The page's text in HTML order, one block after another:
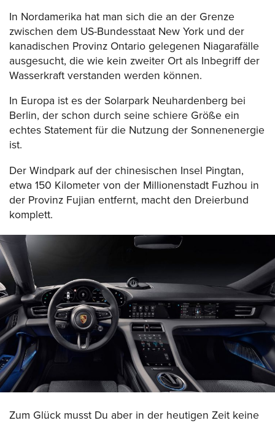
In Nordamerika hat man sich die an der Grenze
zwischen dem US-Bundesstaat New York und der
kanadischen Provinz Ontario gelegenen Niagarafälle
ausgesucht, die wie kein zweiter Ort als Inbegriff der
Wasserkraft verstanden werden können.
In Europa ist es der Solarpark Neuhardenberg bei
Berlin, der schon durch seine schiere Größe ein
echtes Statement für die Nutzung der Sonnenenergie
ist.
Der Windpark auf der chinesischen Insel Pingtan,
etwa 150 Kilometer von der Millionenstadt Fuzhou in
der Provinz Fujian entfernt, macht den Dreierbund
komplett.
Zum Glück musst Du aber in der heutigen Zeit keine